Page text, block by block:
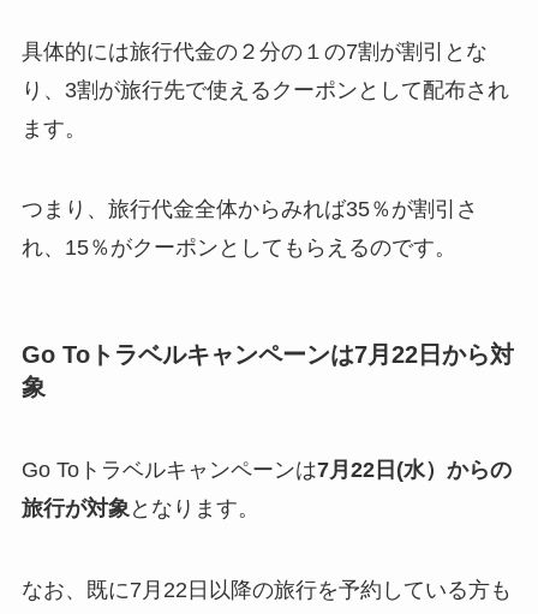
具体的には旅行代金の２分の１の7割が割引とな
り、3割が旅行先で使えるクーポンとして配布され
ます。
つまり、旅行代金全体からみれば35％が割引さ
れ、15％がクーポンとしてもらえるのです。
Go Toトラベルキャンペーンは7月22日から対
象
Go Toトラベルキャンペーンは7月22日(水） からの
旅行が対象となります。
なお、既に7月22日以降の旅行を予約している方も